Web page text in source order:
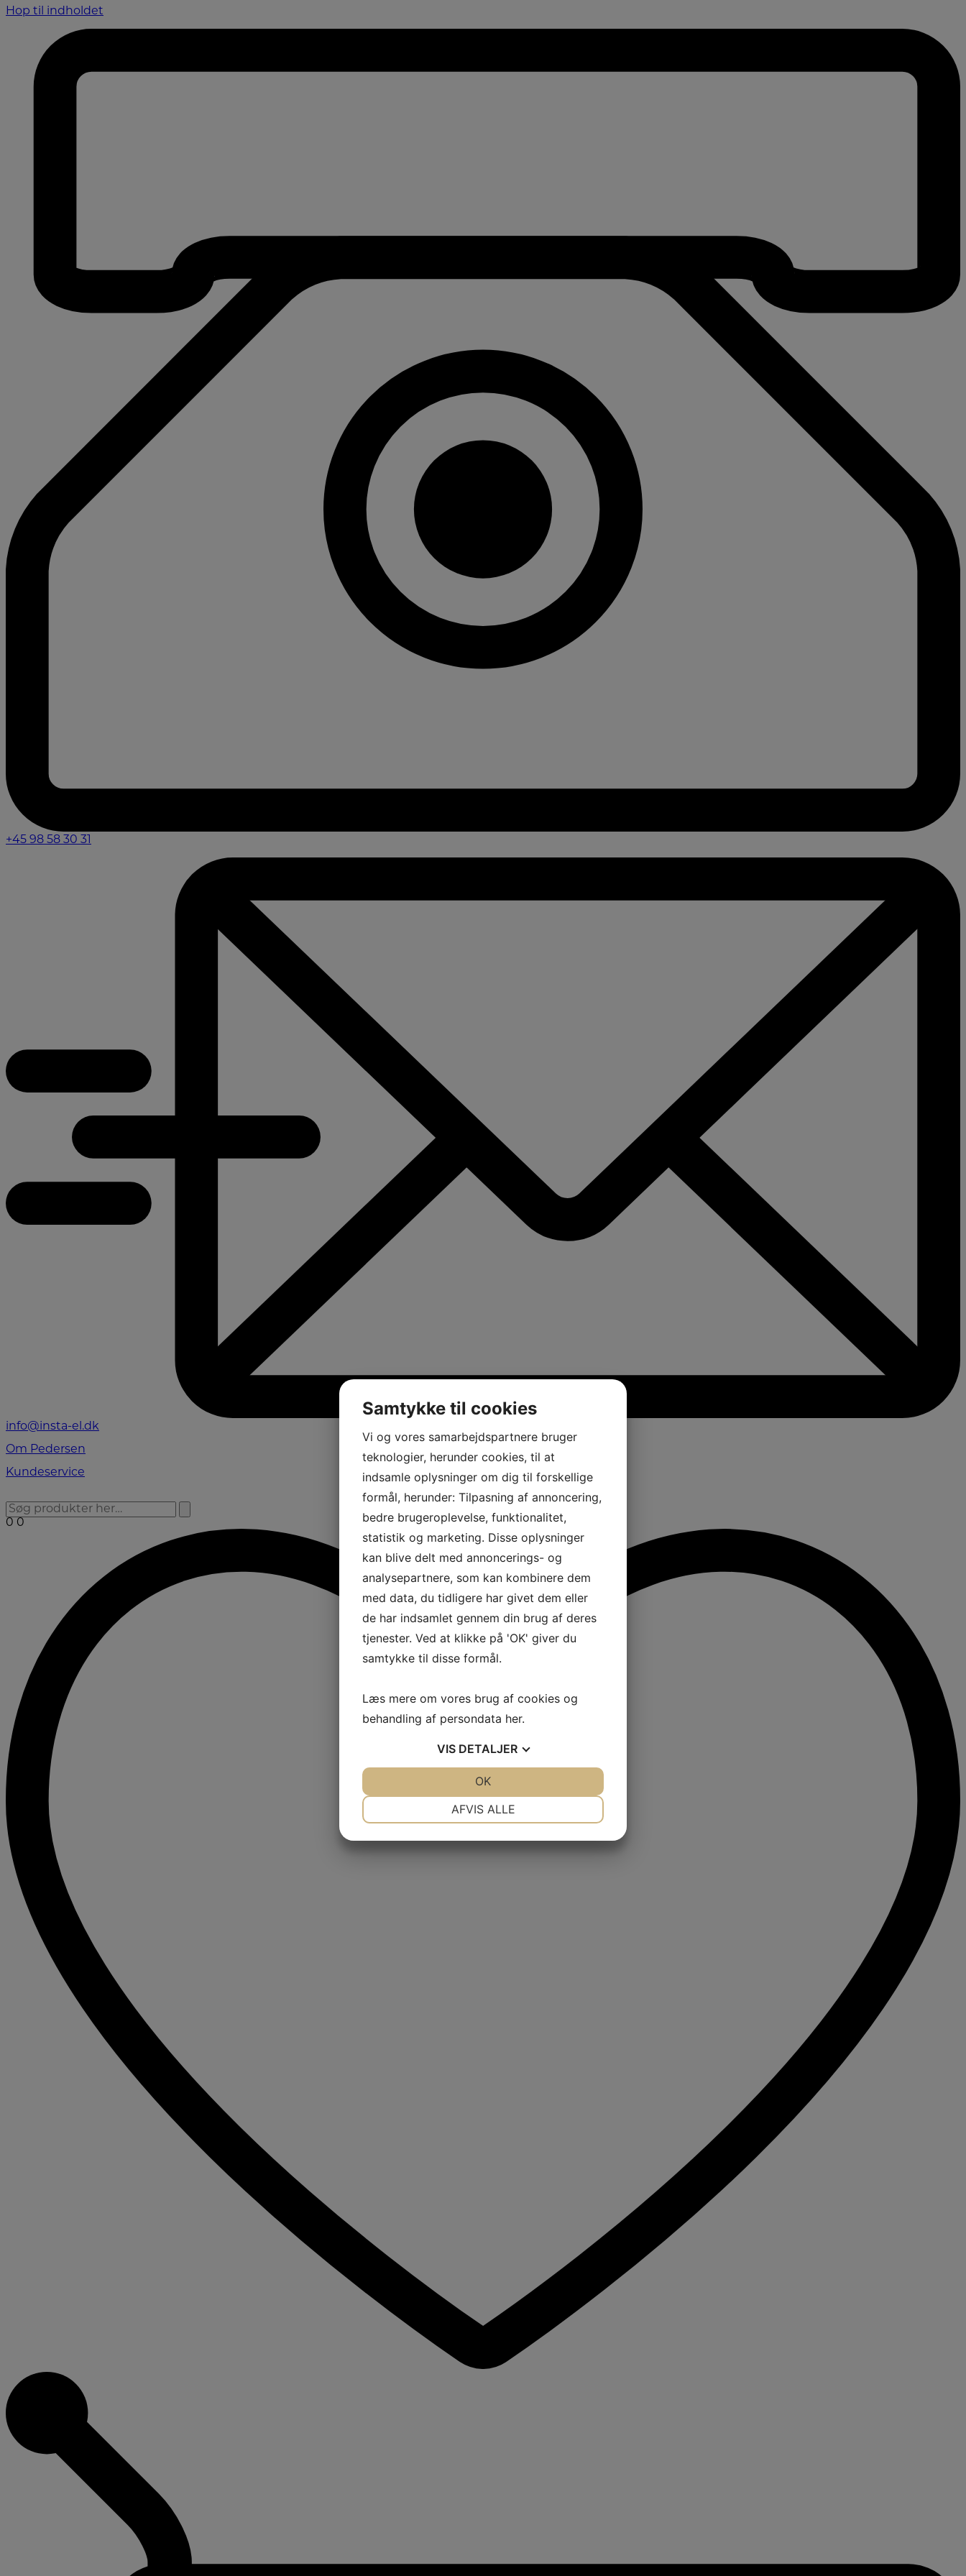
Hop til indholdet
+45 98 58 30 31
info@insta-el.dk
Om Pedersen
Kundeservice
0 0
Samtykke til cookies
Vi og vores samarbejdspartnere bruger
teknologier, herunder cookies, til at
indsamle oplysninger om dig til forskellige
formål, herunder: Tilpasning af annoncering,
bedre brugeroplevelse, funktionalitet,
statistik og marketing. Disse oplysninger
kan blive delt med annoncerings- og
analysepartnere, som kan kombinere dem
med data, du tidligere har givet dem eller
de har indsamlet gennem din brug af deres
tjenester. Ved at klikke på 'OK' giver du
samtykke til disse formål.
Læs mere om vores brug af cookies og
behandling af persondata her.
VIS DETALJER
AFVIS ALLE
OK